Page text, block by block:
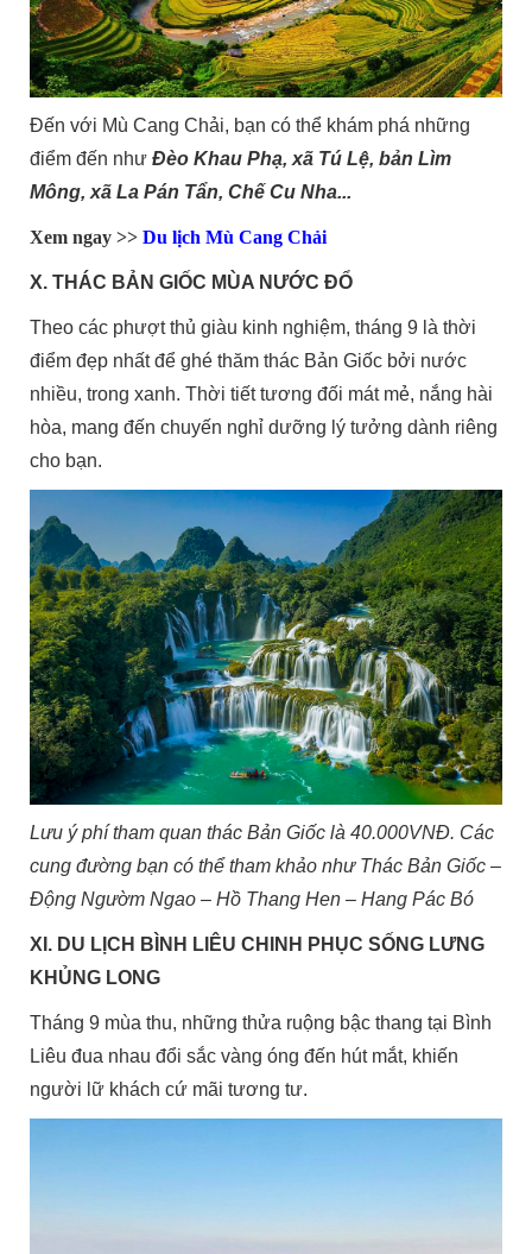
Đến với Mù Cang Chải, bạn có thể khám phá những
điểm đến nhưĐèo Khau Phạ, xã Tú Lệ, bản Lìm
Mông, xã La Pán Tẩn, Chế Cu Nha...
Xem ngay >>Du lịch Mù Cang Chải
X. THÁC BẢN GIỐC MÙA NƯỚC ĐỔ
Theo các phượt thủ giàu kinh nghiệm, tháng 9 là thời
điểm đẹp nhất để ghé thăm thác Bản Giốc bởi nước
nhiều, trong xanh. Thời tiết tương đối mát mẻ, nắng hài
hòa, mang đến chuyến nghỉ dưỡng lý tưởng dành riêng
cho bạn.
Lưu ý phí tham quan thác Bản Giốc là 40.000VNĐ. Các
cung đường bạn có thể tham khảo như Thác Bản Giốc –
Động Ngườm Ngao – Hồ Thang Hen – Hang Pác Bó
XI. DU LỊCH BÌNH LIÊU CHINH PHỤC SỐNG LƯNG
KHỦNG LONG
Tháng 9 mùa thu, những thửa ruộng bậc thang tại Bình
Liêu đua nhau đổi sắc vàng óng đến hút mắt, khiến
người lữ khách cứ mãi tương tư.